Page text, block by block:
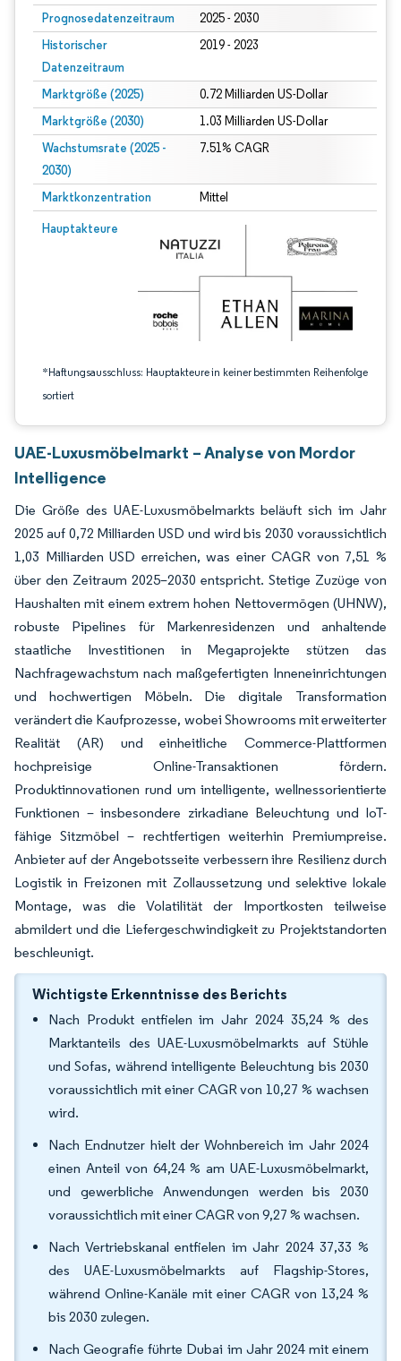
Prognosedatenzeitraum 2025 - 2030
Historischer
Datenzeitraum
2019 - 2023
Marktgröße (2025) 0.72 Milliarden US-Dollar
Marktgröße (2030) 1.03 Milliarden US-Dollar
Wachstumsrate (2025 -
2030)
7.51% CAGR
Marktkonzentration Mittel
Hauptakteure
*Haftungsausschluss: Hauptakteure in keiner bestimmten Reihenfolge
sortiert
Bild © Mordor Intelligence. Wiederverwendung erfordert Namensnennung
UAE-Luxusmöbelmarkt – Analyse von Mordor
Intelligence
Die Größe des UAE-Luxusmöbelmarkts beläuft sich im Jahr
2025 auf 0,72 Milliarden USD und wird bis 2030 voraussichtlich
1,03 Milliarden USD erreichen, was einer CAGR von 7,51 %
über den Zeitraum 2025–2030 entspricht. Stetige Zuzüge von
Haushalten mit einem extrem hohen Nettovermögen (UHNW),
robuste Pipelines für Markenresidenzen und anhaltende
staatliche Investitionen in Megaprojekte stützen das
Nachfragewachstum nach maßgefertigten Inneneinrichtungen
und hochwertigen Möbeln. Die digitale Transformation
verändert die Kaufprozesse, wobei Showrooms mit erweiterter
Realität (AR) und einheitliche Commerce-Plattformen
hochpreisige Online-Transaktionen fördern.
Produktinnovationen rund um intelligente, wellnessorientierte
Funktionen – insbesondere zirkadiane Beleuchtung und IoT-
fähige Sitzmöbel – rechtfertigen weiterhin Premiumpreise.
Anbieter auf der Angebotsseite verbessern ihre Resilienz durch
Logistik in Freizonen mit Zollaussetzung und selektive lokale
Montage, was die Volatilität der Importkosten teilweise
abmildert und die Liefergeschwindigkeit zu Projektstandorten
beschleunigt.
Wichtigste Erkenntnisse des Berichts
Nach Produkt entfielen im Jahr 2024 35,24 % des
Marktanteils des UAE-Luxusmöbelmarkts auf Stühle
und Sofas, während intelligente Beleuchtung bis 2030
voraussichtlich mit einer CAGR von 10,27 % wachsen
wird.
Nach Endnutzer hielt der Wohnbereich im Jahr 2024
einen Anteil von 64,24 % am UAE-Luxusmöbelmarkt,
und gewerbliche Anwendungen werden bis 2030
voraussichtlich mit einer CAGR von 9,27 % wachsen.
Nach Vertriebskanal entfielen im Jahr 2024 37,33 %
des UAE-Luxusmöbelmarkts auf Flagship-Stores,
während Online-Kanäle mit einer CAGR von 13,24 %
bis 2030 zulegen.
Nach Geografie führte Dubai im Jahr 2024 mit einem